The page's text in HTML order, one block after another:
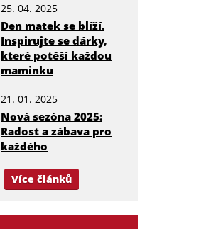
25. 04. 2025
Den matek se blíží.
Inspirujte se dárky,
které potěší každou
maminku
21. 01. 2025
Nová sezóna 2025:
Radost a zábava pro
každého
Více článků